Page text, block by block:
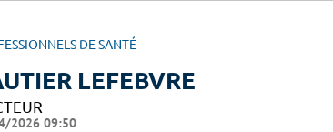
DE SANTÉ
LEFEBVRE
2026 09:50